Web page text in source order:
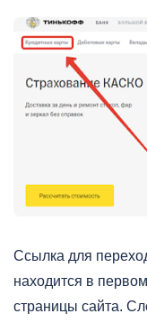
Ссылка для
находится в
страницы сайта.